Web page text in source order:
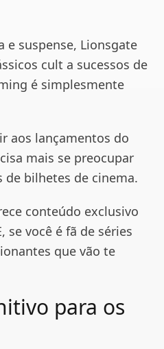
e suspense, Lionsgate
cult a sucessos de
é simplesmente
aos lançamentos do
mais se preocupar
bilhetes de cinema.
conteúdo exclusivo
se você é fã de séries
que vão te
para os